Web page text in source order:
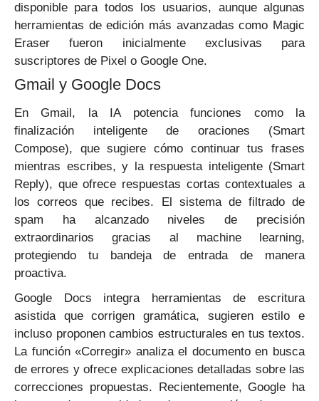
disponible para todos los usuarios, aunque algunas
herramientas de edición más avanzadas como Magic
Eraser fueron inicialmente exclusivas para
suscriptores de Pixel o Google One.
Gmail y Google Docs
En Gmail, la IA potencia funciones como la
finalización inteligente de oraciones (Smart
Compose), que sugiere cómo continuar tus frases
mientras escribes, y la respuesta inteligente (Smart
Reply), que ofrece respuestas cortas contextuales a
los correos que recibes. El sistema de filtrado de
spam ha alcanzado niveles de precisión
extraordinarios gracias al machine learning,
protegiendo tu bandeja de entrada de manera
proactiva.
Google Docs integra herramientas de escritura
asistida que corrigen gramática, sugieren estilo e
incluso proponen cambios estructurales en tus textos.
La función «Corregir» analiza el documento en busca
de errores y ofrece explicaciones detalladas sobre las
correcciones propuestas. Recientemente, Google ha